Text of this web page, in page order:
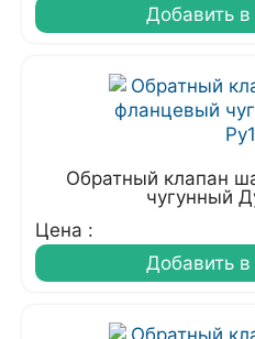
Добавить в
Обратный клапан
чугунный
Цена :
Добавить в